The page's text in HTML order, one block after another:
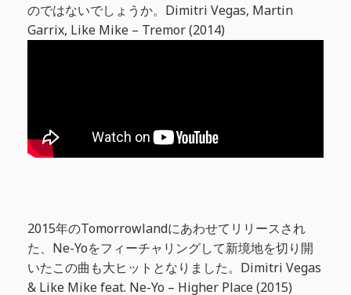
のではないでしょうか。Dimitri Vegas, Martin
Garrix, Like Mike – Tremor (2014)
2015年のTomorrowlandにあわせてリリースされ
た、Ne-Yoをフィーチャリングして新境地を切り開
いたこの曲も大ヒットとなりました。Dimitri Vegas
& Like Mike feat. Ne-Yo – Higher Place (2015)